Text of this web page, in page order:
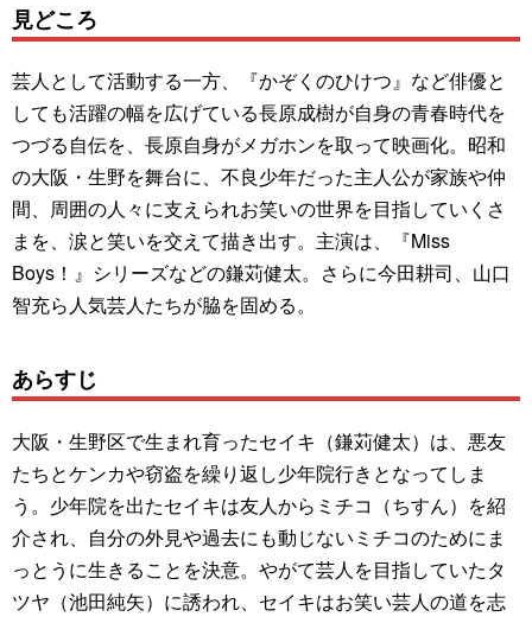
見どころ
芸人として活動する一方、『かぞくのひけつ』など俳優と
しても活躍の幅を広げている長原成樹が自身の青春時代を
つづる自伝を、長原自身がメガホンを取って映画化。昭和
の大阪・生野を舞台に、不良少年だった主人公が家族や仲
間、周囲の人々に支えられお笑いの世界を目指していくさ
まを、涙と笑いを交えて描き出す。主演は、『Miss
Boys！』シリーズなどの鎌苅健太。さらに今田耕司、山口
智充ら人気芸人たちが脇を固める。
あらすじ
大阪・生野区で生まれ育ったセイキ（鎌苅健太）は、悪友
たちとケンカや窃盗を繰り返し少年院行きとなってしま
う。少年院を出たセイキは友人からミチコ（ちすん）を紹
介され、自分の外見や過去にも動じないミチコのためにま
っとうに生きることを決意。やがて芸人を目指していたタ
ツヤ（池田純矢）に誘われ、セイキはお笑い芸人の道を志